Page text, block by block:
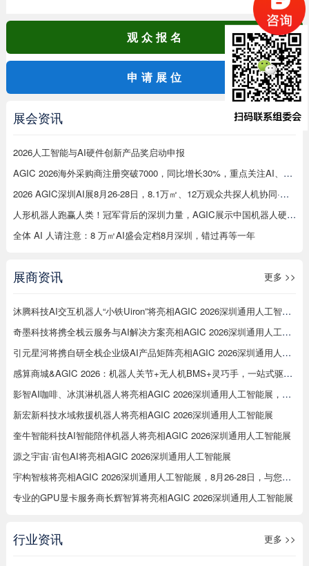
观众报名
申请展位
展会资讯 更多 >>
2026人工智能与AI硬件创新产品奖启动申报
AGIC 2026海外采购商注册突破7000，同比增长30%，重点关注AI、机器人等在工厂应用
2026 AGIC深圳AI展8月26-28日，8.1万㎡、12万观众共探人机协同·无界未来
人形机器人跑赢人类！冠军背后的深圳力量，AGIC展示中国机器人硬实力
全体 AI 人请注意：8 万㎡AI盛会定档8月深圳，错过再等一年
展商资讯 更多 >>
沐腾科技AI交互机器人“小铁Uiron”将亮相AGIC 2026深圳通用人工智能展
奇墨科技将携全栈云服务与AI解决方案亮相AGIC 2026深圳通用人工智能展
引元星河将携自研全栈企业级AI产品矩阵亮相AGIC 2026深圳通用人工智能展
感算商城&AGIC 2026：机器人关节+无人机BMS+灵巧手，一站式驱动智能未来
影智AI咖啡、冰淇淋机器人将亮相AGIC 2026深圳通用人工智能展，展示数字劳动力新形态
新宏新科技水域救援机器人将亮相AGIC 2026深圳通用人工智能展
奎牛智能科技AI智能陪伴机器人将亮相AGIC 2026深圳通用人工智能展
源之宇宙·宙包AI将亮相AGIC 2026深圳通用人工智能展
宇构智核将亮相AGIC 2026深圳通用人工智能展，8月26-28日，与您相约12C93展位，解锁意念交互新玩法
专业的GPU显卡服务商长辉智算将亮相AGIC 2026深圳通用人工智能展
行业资讯 更多 >>